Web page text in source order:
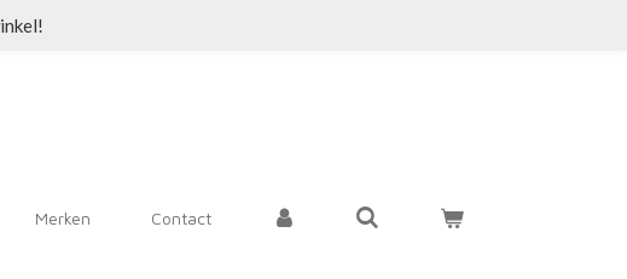
Merken Contact